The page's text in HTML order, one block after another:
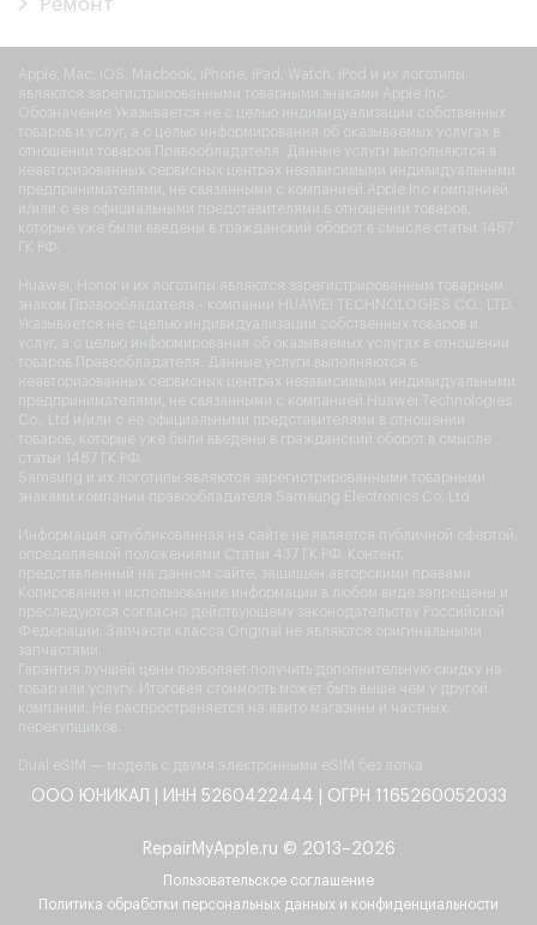
Apple, Mac, iOS, Macbook, iPhone, iPad, Watch, iPod и их логотипы
являются зарегистрированными товарными знаками Apple Inc.
Обозначение Указывается не с целью индивидуализации собственных
товаров и услуг, а с целью информирования об оказываемых услугах в
отношении товаров Правообладателя. Данные услуги выполняются в
неавторизованных сервисных центрах независимыми индивидуальными
предпринимателями, не связанными с компанией Apple Inc компанией
и/или с ее официальными представителями в отношении товаров,
которые уже были введены в гражданский оборот в смысле статьи 1487
ГК РФ.
Huawei, Honor и их логотипы являются зарегистрированным товарным
знаком Правообладателя - компании HUAWEI TECHNOLOGIES CO., LTD.
Указывается не с целью индивидуализации собственных товаров и
услуг, а с целью информирования об оказываемых услугах в отношении
товаров Правообладателя. Данные услуги выполняются в
неавторизованных сервисных центрах независимыми индивидуальными
предпринимателями, не связанными с компанией Huawei Technologies
Co., Ltd и/или с ее официальными представителями в отношении
товаров, которые уже были введены в гражданский оборот в смысле
статьи 1487 ГК РФ.
Samsung и их логотипы являются зарегистрированными товарными
знаками компании правообладателя Samsung Electronics Co. Ltd.
Информация опубликованная на сайте не является публичной офертой,
определяемой положениями Статьи 437 ГК РФ. Контент,
представленный на данном сайте, защищен авторскими правами.
Копирование и использование информации в любом виде запрещены и
преследуются согласно действующему законодательству Российской
Федерации. Запчасти класса Original не являются оригинальными
запчастями.
Гарантия лучшей цены позволяет получить дополнительную скидку на
товар или услугу. Итоговая стоимость может быть выше чем у другой
компании. Не распространяется на авито магазины и частных
перекупщиков.
Dual eSIM — модель с двумя электронными eSIM без лотка.
ООО ЮНИКАЛ | ИНН 5260422444 | ОГРН 1165260052033
RepairMyApple.ru © 2013–2026
Пользовательское соглашение
Политика обработки персональных данных и конфиденциальности